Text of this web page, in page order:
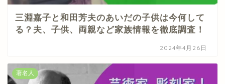
三淵嘉子と和田芳夫のあいだの子供は今何して
る？夫、子供、両親など家族情報を徹底調査！
2024年4月26日
著名人